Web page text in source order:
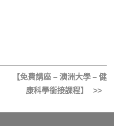
【免費講座 – 澳洲大學 – 健
康科學銜接課程】